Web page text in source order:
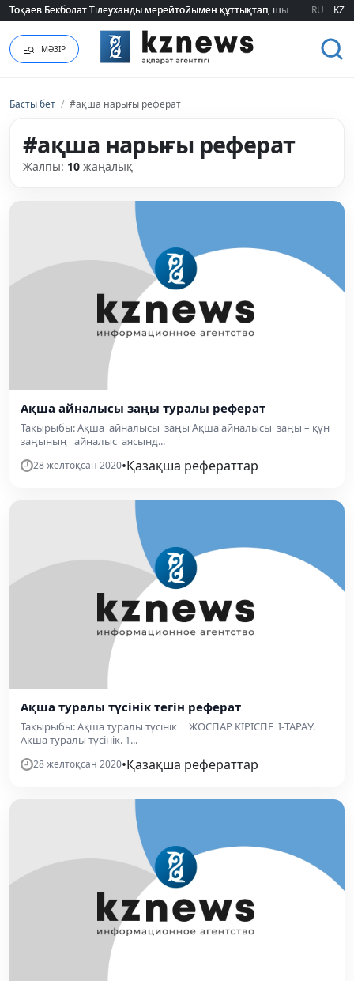
Тоқаев Бекболат Тілеуханды мерейтойымен құттықтап, шығармашылық
Тоқаев Бекболат Тілеуханды мерейтойымен құттықтап, шығармашылық
RU KZ
МӘЗІР
Басты бет / #ақша нарығы реферат
#ақша нарығы реферат
Жалпы: 10 жаңалық
Ақша айналысы заңы туралы реферат
Тақырыбы: Ақша айналысы заңы Ақша айналысы заңы – құн
заңының айналыс аясынд...
28 желтоқсан 2020•Қазақша рефераттар
Ақша туралы түсінік тегін реферат
Тақырыбы: Ақша туралы түсінік ЖОСПАР КІРІСПЕ I-ТАРАУ.
Ақша туралы түсінік. 1...
28 желтоқсан 2020•Қазақша рефераттар